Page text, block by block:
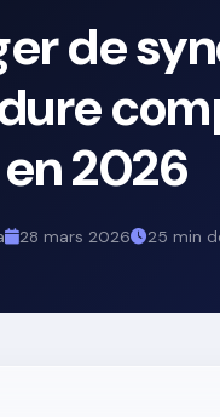
de
2026
28 mars 2026 25 min